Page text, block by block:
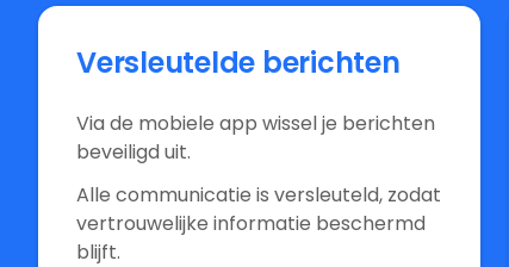
Versleutelde berichten
Via de mobiele app wissel je berichten
beveiligd uit.
Alle communicatie is versleuteld, zodat
vertrouwelijke informatie beschermd
blijft.